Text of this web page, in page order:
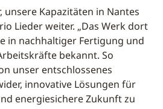
unsere Kapazitäten in Nantes
Lieder weiter. „Das Werk dort
in nachhaltiger Fertigung und
bekannt. So
unser entschlossenes
innovative Lösungen für
energiesichere Zukunft zu